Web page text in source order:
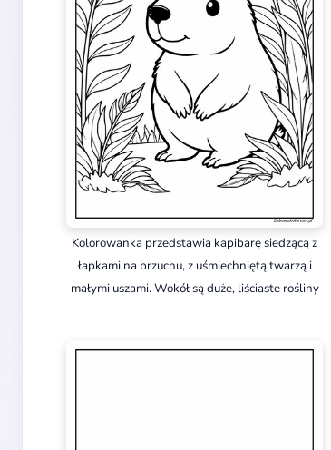
Kolorowanka przedstawia kapibarę siedzącą z
łapkami na brzuchu, z uśmiechniętą twarzą i
małymi uszami. Wokół są duże, liściaste rośliny